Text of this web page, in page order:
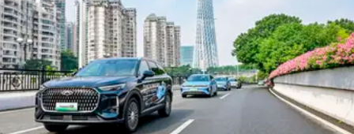
НОВИНКИ
БЛАГОТВОРИТЕЛЬНОСТЬ
CHERY REMOTE
CHERY И СПОРТ